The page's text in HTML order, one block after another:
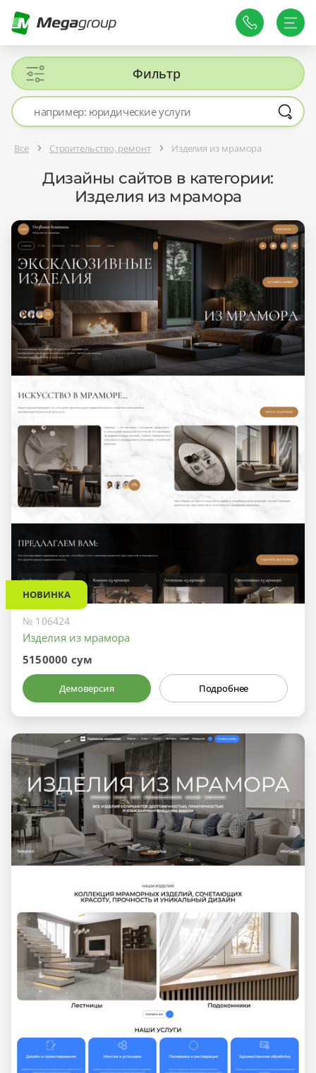
Фильтр
Все Строительство, ремонт Изделия из мрамора
Дизайны сайтов в категории:
Изделия из мрамора
НОВИНКА
№ 106424
Изделия из мрамора
5150000 сум
Демоверсия Подробнее